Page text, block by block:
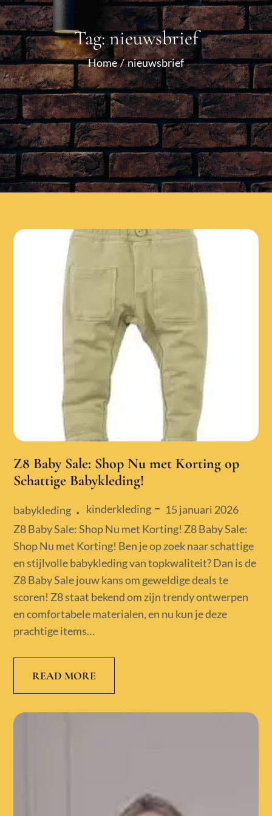
Tag:nieuwsbrief
Home nieuwsbrief
Z8 Baby Sale: Shop Nu met Korting op
Schattige Babykleding!
babykleding kinderkleding
Posted
on
15 januari 2026
Z8 Baby Sale: Shop Nu met Korting! Z8 Baby Sale:
Shop Nu met Korting! Ben je op zoek naar schattige
en stijlvolle babykleding van topkwaliteit? Dan is de
Z8 Baby Sale jouw kans om geweldige deals te
scoren! Z8 staat bekend om zijn trendy ontwerpen
en comfortabele materialen, en nu kun je deze
prachtige items…
READ MORE